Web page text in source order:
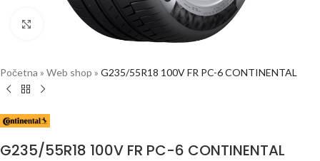
Click to enlarge
Početna » Web shop » G235/55R18 100V FR PC-6 CONTINENTAL
G235/55R18 100V FR PC-6 CONTINENTAL